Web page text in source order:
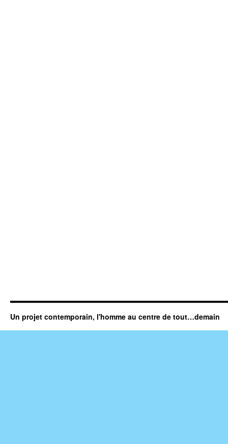
Un projet contemporain, l'homme au centre de tout…demain